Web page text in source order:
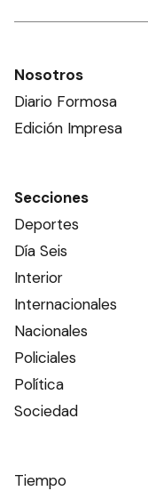
Nosotros
Diario Formosa
Edición Impresa
Secciones
Deportes
Día Seis
Interior
Internacionales
Nacionales
Policiales
Política
Sociedad
Tiempo